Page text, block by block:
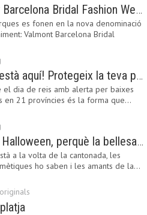
Valmont y Barcelona Bridal Fashion Week s’uneixen per donar impuls a la creativitat, la innovació i el disseny de la moda nupcial
es fonen en la nova denominació
Valmont Barcelona Bridal
El fred ja està aquí! Protegeix la teva pell amb els nostres consells i propostes
el dia de reis amb alerta per baixes
en 21 províncies és la forma que…
Idees per Halloween, perquè la bellesa pot ser terrorífica
a la volta de la cantonada, les
ho saben i les amants de la…